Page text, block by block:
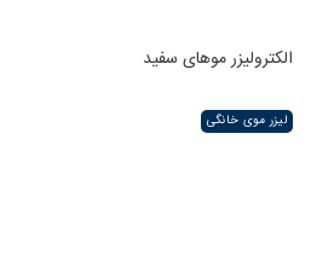
الکترولیزر موهای سفید
لیزر موی خانگی